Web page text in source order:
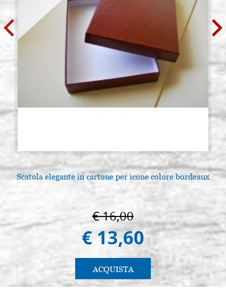
Scatola elegante in cartone per icone colore bordeaux
€ 16,00
€ 13,60
ACQUISTA